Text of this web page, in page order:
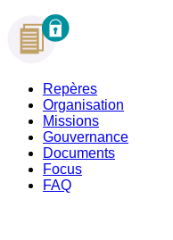
Repères
Organisation
Missions
Gouvernance
Documents
Focus
FAQ